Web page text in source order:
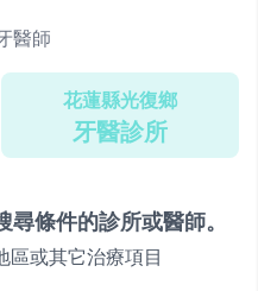
醫師
花蓮縣光復鄉
牙醫診所
條件的診所或醫師。
區或其它治療項目